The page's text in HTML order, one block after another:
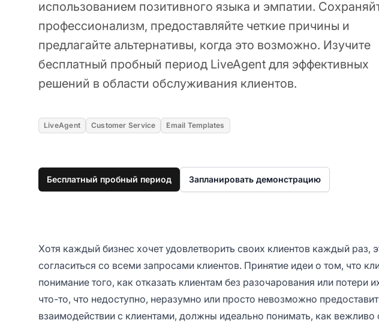
использованием позитивного языка и эмпатии.
профессионализм, предоставляйте четкие причины и
предлагайте альтернативы, когда это возможно. Изучите
бесплатный пробный период LiveAgent для эффективных
решений в области обслуживания клиентов.
LiveAgent Customer Service Email Templates
Бесплатный пробный период Запланировать демонстрацию
Хотя каждый бизнес хочет удовлетворить своих клиентов каждый раз,
согласиться со всеми запросами клиентов. Принятие идеи о том, что
понимание того, как отказать клиентам без разочарования или потери
что-то, что недоступно, неразумно или просто невозможно
взаимодействии с клиентами, должны идеально понимать, как вежливо